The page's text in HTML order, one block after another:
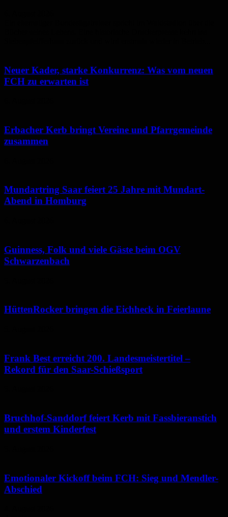
Neuer Kader, starke Konkurrenz: Was vom neuen
FCH zu erwarten ist
Erbacher Kerb bringt Vereine und Pfarrgemeinde
zusammen
Mundartring Saar feiert 25 Jahre mit Mundart-
Abend in Homburg
Guinness, Folk und viele Gäste beim OGV
Schwarzenbach
HüttenRocker bringen die Eichheck in Feierlaune
Frank Best erreicht 200. Landesmeistertitel –
Rekord für den Saar-Schießsport
Bruchhof-Sanddorf feiert Kerb mit Fassbieranstich
und erstem Kinderfest
Emotionaler Kickoff beim FCH: Sieg und Mendler-
Abschied